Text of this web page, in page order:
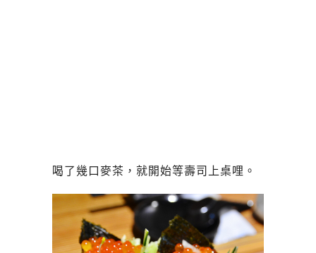
喝了幾口麥茶，就開始等壽司上桌哩。